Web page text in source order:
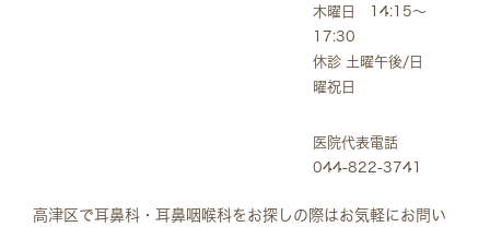
木曜日 14:15～
17:30
休診 土曜午後/日
曜祝日
医院代表電話
044-822-3741
高津区で耳鼻科・耳鼻咽喉科をお探しの際はお気軽にお問い